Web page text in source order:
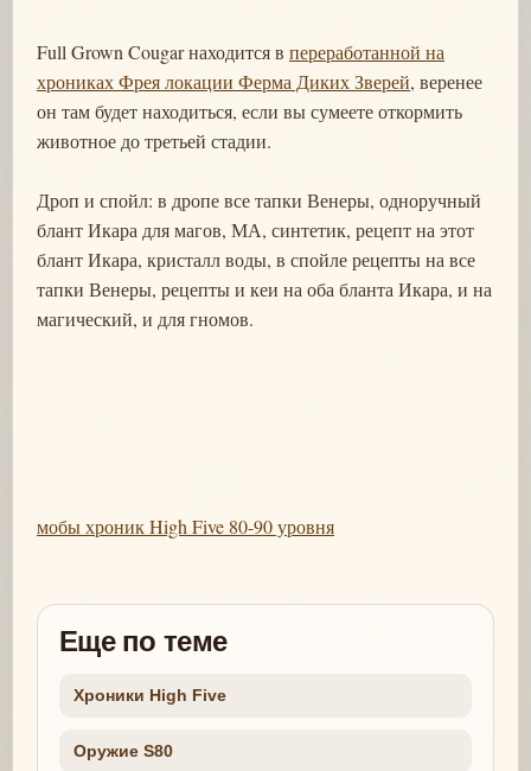
Full Grown Cougar находится в переработанной на
хрониках Фрея локации Ферма Диких Зверей, веренее
он там будет находиться, если вы сумеете откормить
животное до третьей стадии.
Дроп и спойл: в дропе все тапки Венеры, одноручный
блант Икара для магов, МА, синтетик, рецепт на этот
блант Икара, кристалл воды, в спойле рецепты на все
тапки Венеры, рецепты и кеи на оба бланта Икара, и на
магический, и для гномов.
мобы хроник High Five 80-90 уровня
Еще по теме
Хроники High Five
Оружие S80